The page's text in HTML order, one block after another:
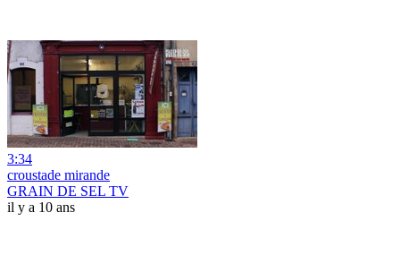
3:34
croustade mirande
GRAIN DE SEL TV
il y a 10 ans